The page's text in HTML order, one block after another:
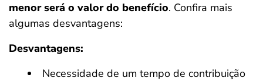
menor será o valor do benefício. Confira mais
algumas desvantagens:
Desvantagens:
Necessidade de um tempo de contribuição